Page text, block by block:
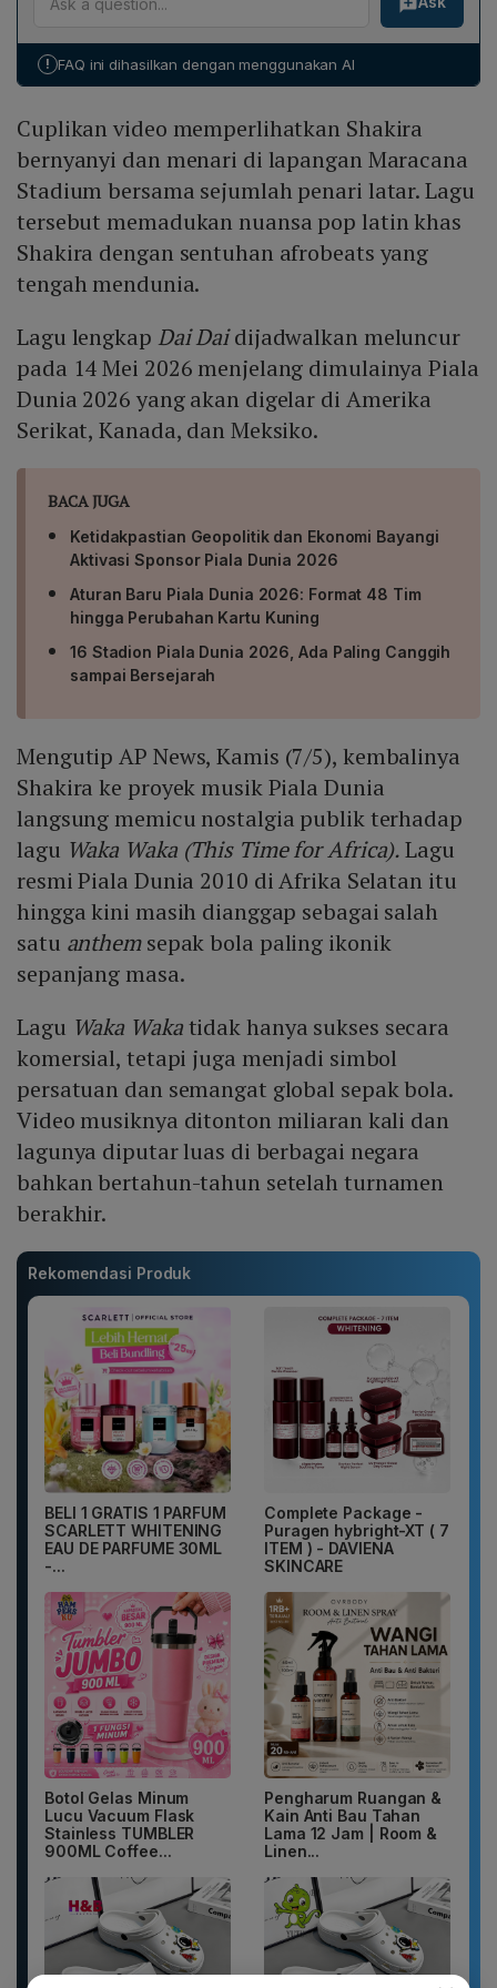
sedang populer secara global.
mengusung pop latin khas Shakira dipadukan dengan
sepak bola. Kedua lagu sama-sama bertujuan menjadi
kontemporer serta memperluas pasar melalui
kolaborasi internasional.
! FAQ ini dihasilkan dengan menggunakan AI
Cuplikan video memperlihatkan Shakira
bernyanyi dan menari di lapangan Maracana
Stadium bersama sejumlah penari latar. Lagu
tersebut memadukan nuansa pop latin khas
Shakira dengan sentuhan afrobeats yang
tengah mendunia.
Lagu lengkap Dai Daidijadwalkan meluncur
pada 14 Mei 2026 menjelang dimulainya Piala
Dunia 2026 yang akan digelar di Amerika
Serikat, Kanada, dan Meksiko.
BACA JUGA
Ketidakpastian Geopolitik dan Ekonomi Bayangi
Aktivasi Sponsor Piala Dunia 2026
Aturan Baru Piala Dunia 2026: Format 48 Tim
hingga Perubahan Kartu Kuning
16 Stadion Piala Dunia 2026, Ada Paling Canggih
sampai Bersejarah
Mengutip AP News, Kamis (7/5), kembalinya
Shakira ke proyek musik Piala Dunia
langsung memicu nostalgia publik terhadap
lagu Waka Waka (This Time for Africa).Lagu
resmi Piala Dunia 2010 di Afrika Selatan itu
hingga kini masih dianggap sebagai salah
satu anthemsepak bola paling ikonik
sepanjang masa.
Lagu Waka Wakatidak hanya sukses secara
komersial, tetapi juga menjadi simbol
persatuan dan semangat global sepak bola.
Video musiknya ditonton miliaran kali dan
lagunya diputar luas di berbagai negara
bahkan bertahun-tahun setelah turnamen
berakhir.
Rekomendasi Produk
BELI 1 GRATIS 1 PARFUM
SCARLETT WHITENING
EAU DE PARFUME 30ML
-...
Complete Package -
Puragen hybright-XT ( 7
ITEM ) - DAVIENA
SKINCARE
Botol Gelas Minum
Lucu Vacuum Flask
Stainless TUMBLER
900ML Coffee...
Pengharum Ruangan &
Kain Anti Bau Tahan
Lama 12 Jam | Room &
Linen...